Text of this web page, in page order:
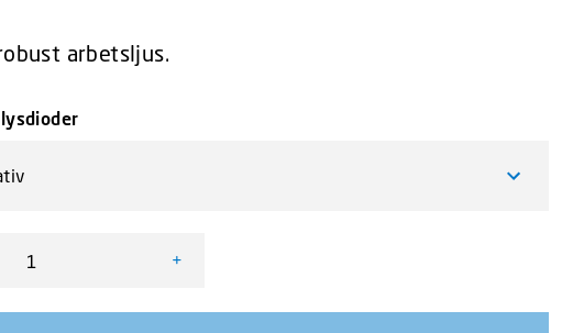
arbetsljus.
Square Arbetsljus mängd
+